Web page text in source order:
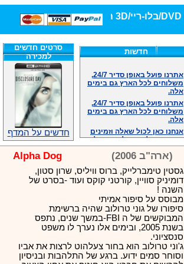
חדשות
משלוחים לכל הארץ גם בימים
אלה.
משלוחים לכל הארץ גם בימים
אלה.
אנחנו כאן לכול שאלה וזמינים
במענה הטלפוני שלנו.ובמייל
.האתר לרשותכם פעיל 24/7
מענה טלפוני: 09-7652392
צוות דיוידי מאסטר ישיר.
זמינים במייל ובטלפון. האתר
לרשותכם פעיל 24/7
צוות דיוידי מאסטר ישיר.
אנחנו כאן לכול שאלה וזמינים
במענה הטלפוני שלנו.ובמייל
.האתר לרשותכם 24/7
מענה טלפוני: 09-7652392
צוות דיוידי מאסטר ישיר.
סרטים חדשים
למכירה
חדשים על המדף
(ארה"ב 2006) Alpha Dog
גסטין טימברלייק, ברוס וויליס, שרון סטון,
דומיניק סוויין, קורטני קוקס ועוד -בסרט של
השנה !
מבוסס על סיפור אמיתי
סיפורו של גוני טרולוב שהיה ברשימת
המבוקשים של ה FBI-במשך שנים, נתפס
בשנת 2005, ובימים אלו נערך לו משפט
סנסציוני.
ג'וני טרולוב הוא בחור צעלהוט לרצות את אביו
וסוחר סמים ידוע. ברגע של התלהבות ובניסיון